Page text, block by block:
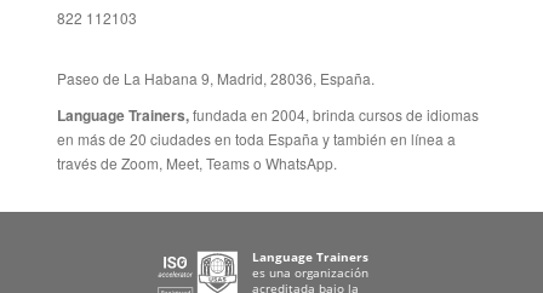
Language Trainers,fundada en 2004, brinda cursos de idiomas
en más de 20 ciudades en toda España y también en línea a
través de Zoom, Meet, Teams o WhatsApp.